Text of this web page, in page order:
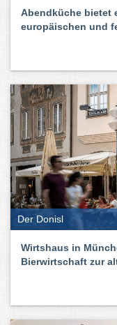
Abendküche bietet
europäischen und
Der Donisl
Wirtshaus in
Bierwirtschaft zur